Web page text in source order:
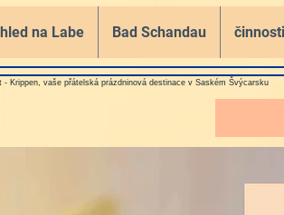
na Labe Bad Schandau činnosti
- Krippen, vaše přátelská prázdninová destinace v Saském Švýcarsku